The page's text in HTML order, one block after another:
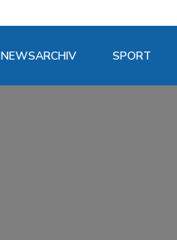
NEWSARCHIV SPORT